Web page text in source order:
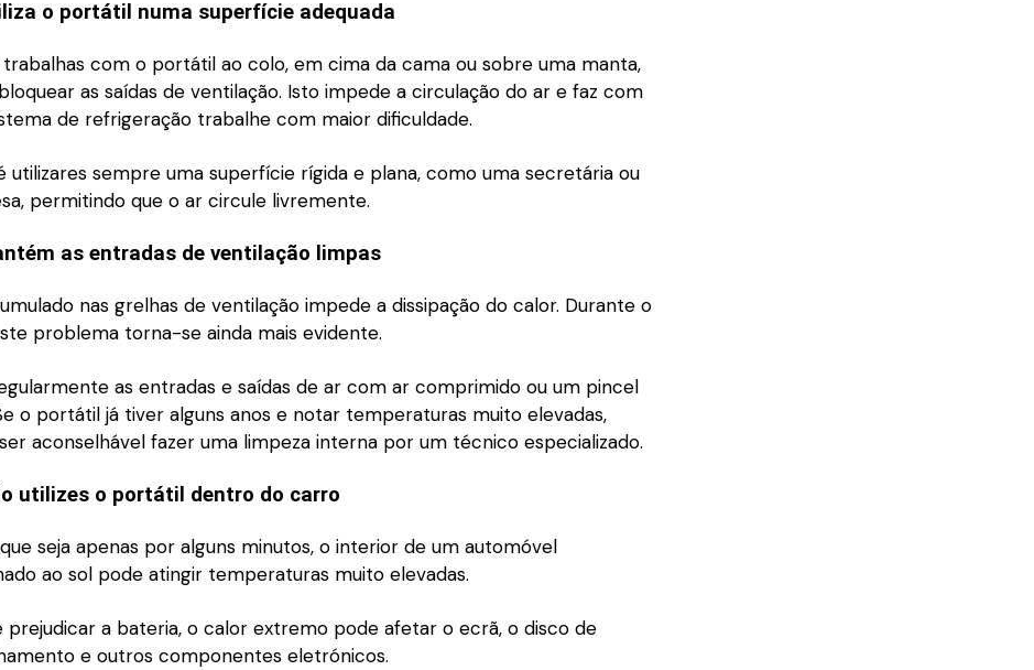
o portátil numa superfície adequada
trabalhas com o portátil ao colo, em cima da cama ou sobre uma manta,
as saídas de ventilação. Isto impede a circulação do ar e faz com
de refrigeração trabalhe com maior dificuldade.
utilizares sempre uma superfície rígida e plana, como uma secretária ou
permitindo que o ar circule livremente.
as entradas de ventilação limpas
nas grelhas de ventilação impede a dissipação do calor. Durante o
problema torna-se ainda mais evidente.
as entradas e saídas de ar com ar comprimido ou um pincel
o portátil já tiver alguns anos e notar temperaturas muito elevadas,
aconselhável fazer uma limpeza interna por um técnico especializado.
utilizes o portátil dentro do carro
seja apenas por alguns minutos, o interior de um automóvel
ao sol pode atingir temperaturas muito elevadas.
prejudicar a bateria, o calor extremo pode afetar o ecrã, o disco de
e outros componentes eletrónicos.